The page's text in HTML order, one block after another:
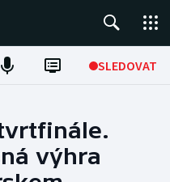
SLEDOVAT
výhra